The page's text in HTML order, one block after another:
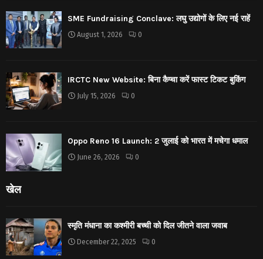
SME Fundraising Conclave: लघु उद्योगों के लिए नई राहें
August 1, 2026 0
IRCTC New Website: बिना कैप्चा करें फास्ट टिकट बुकिंग
July 15, 2026 0
Oppo Reno 16 Launch: 2 जुलाई को भारत में मचेगा धमाल
June 26, 2026 0
खेल
स्मृति मंधाना का कश्मीरी बच्ची को दिल जीतने वाला जवाब
December 22, 2025 0